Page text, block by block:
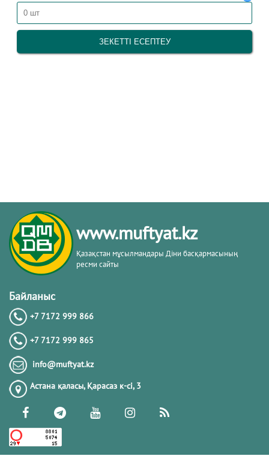
www.muftyat.kz
Қазақстан мұсылмандары Діни басқармасының
ресми сайты
Байланыс
+7 7172 999 866
+7 7172 999 865
info@muftyat.kz
Астана қаласы, Қарасаз к-сi, 3